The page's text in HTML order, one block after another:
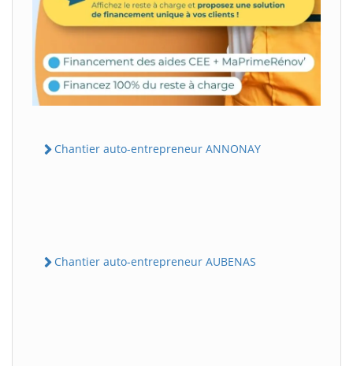
Chantier auto-entrepreneur ANNONAY
Chantier auto-entrepreneur AUBENAS